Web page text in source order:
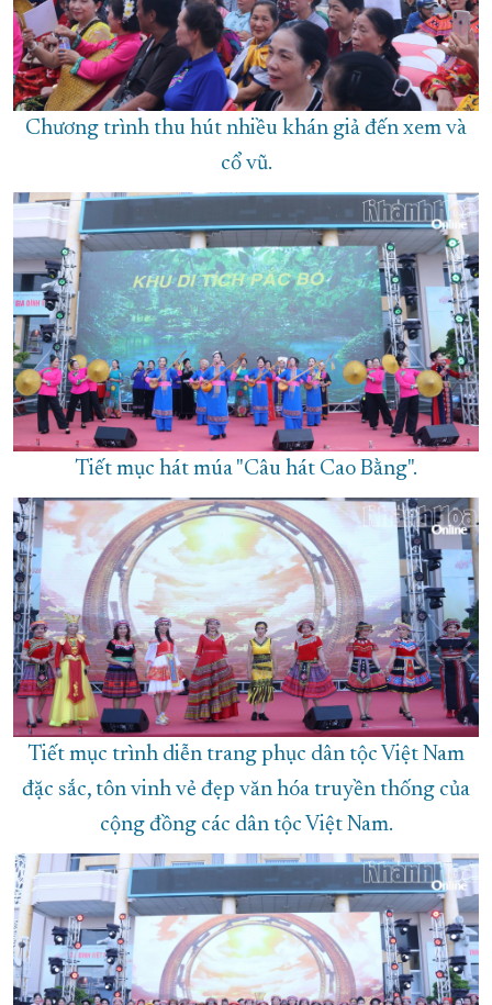
Chương trình thu hút nhiều khán giả đến xem và
cổ vũ.
Tiết mục hát múa "Câu hát Cao Bằng".
Tiết mục trình diễn trang phục dân tộc Việt Nam
đặc sắc, tôn vinh vẻ đẹp văn hóa truyền thống của
cộng đồng các dân tộc Việt Nam.